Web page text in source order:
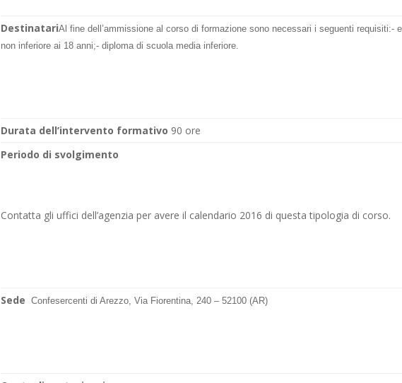
DestinatariAl fine dell’ammissione al corso di formazione sono necessari i seguenti requisiti:-
non inferiore ai 18 anni;- diploma di scuola media inferiore.
Durata dell’intervento formativo 90 ore
Periodo di svolgimento
Contatta gli uffici dell’agenzia per avere il calendario 2016 di questa tipologia di corso.
Sede Confesercenti di Arezzo, Via Fiorentina, 240 – 52100 (AR)